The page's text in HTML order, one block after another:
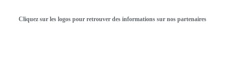
Cliquez sur les logos pour retrouver des informations sur nos partenaires